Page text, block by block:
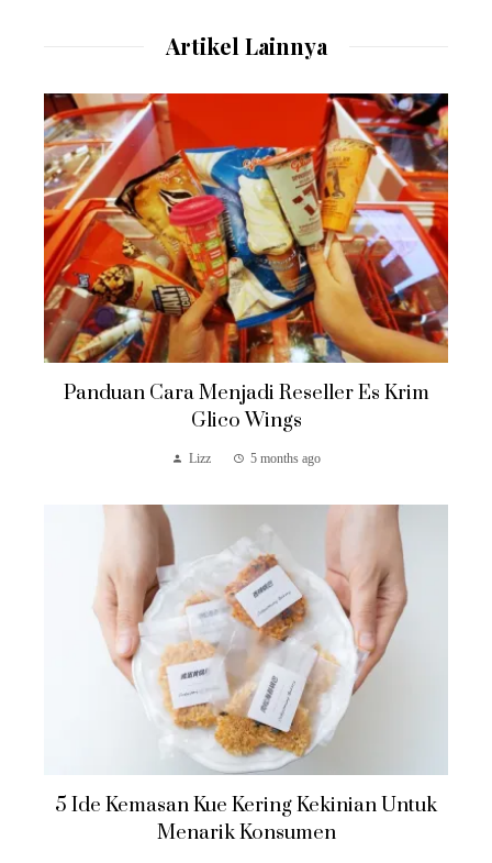
Artikel Lainnya
Panduan Cara Menjadi Reseller Es Krim
Glico Wings
Lizz 5 months ago
5 Ide Kemasan Kue Kering Kekinian Untuk
Menarik Konsumen